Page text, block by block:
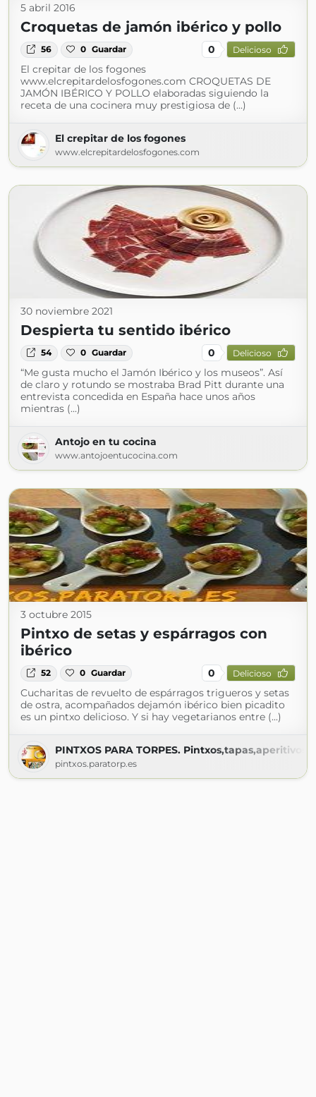
5 abril 2016
Croquetas de jamón ibérico y pollo
56 0 Guardar 0 Delicioso
El crepitar de los fogones
www.elcrepitardelosfogones.com CROQUETAS DE
JAMÓN IBÉRICO Y POLLO elaboradas siguiendo la
receta de una cocinera muy prestigiosa de (...)
El crepitar de los fogones
www.elcrepitardelosfogones.com
30 noviembre 2021
Despierta tu sentido ibérico
54 0 Guardar 0 Delicioso
“Me gusta mucho el Jamón Ibérico y los museos”. Así
de claro y rotundo se mostraba Brad Pitt durante una
entrevista concedida en España hace unos años
mientras (...)
Antojo en tu cocina
www.antojoentucocina.com
3 octubre 2015
Pintxo de setas y espárragos con
ibérico
52 0 Guardar 0 Delicioso
Cucharitas de revuelto de espárragos trigueros y setas
de ostra, acompañados dejamón ibérico bien picadito
es un pintxo delicioso. Y si hay vegetarianos entre (...)
PINTXOS PARA TORPES.
pintxos.paratorp.es